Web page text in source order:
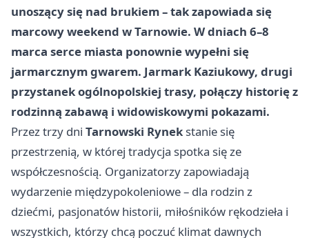
unoszący się nad brukiem – tak zapowiada się
marcowy weekend w Tarnowie. W dniach 6–8
marca serce miasta ponownie wypełni się
jarmarcznym gwarem. Jarmark Kaziukowy, drugi
przystanek ogólnopolskiej trasy, połączy historię z
rodzinną zabawą i widowiskowymi pokazami.
Przez trzy dni Tarnowski Rynek stanie się
przestrzenią, w której tradycja spotka się ze
współczesnością. Organizatorzy zapowiadają
wydarzenie międzypokoleniowe – dla rodzin z
dziećmi, pasjonatów historii, miłośników rękodzieła i
wszystkich, którzy chcą poczuć klimat dawnych